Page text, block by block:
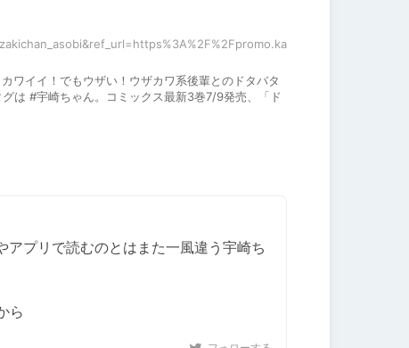
イイ！でもウザい！ウザカワ系後輩とのドタバタ
は #宇崎ちゃん。コミックス最新3巻7/9発売、「ド
プリで読むのとはまた一風違う宇崎ち
ら